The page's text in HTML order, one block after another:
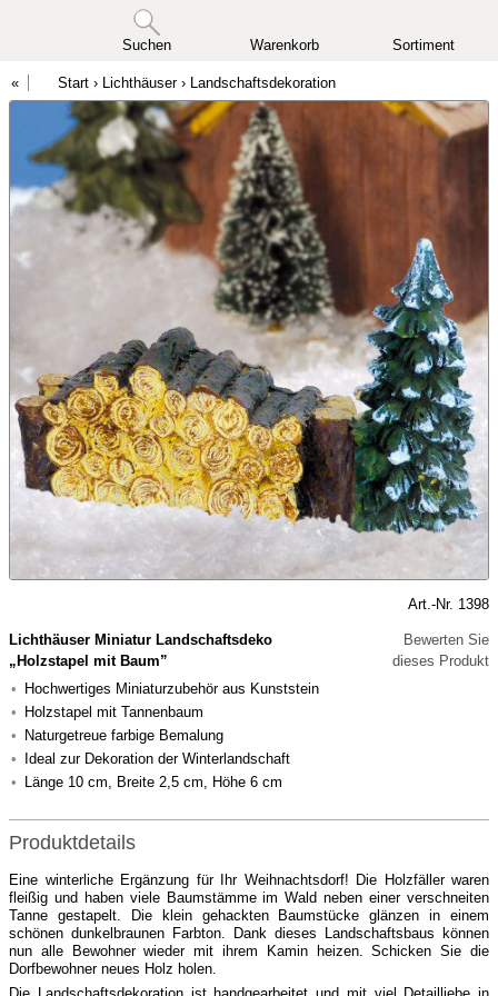
Suchen Warenkorb Sortiment
Start › Lichthäuser› Landschaftsdekoration
Art.-Nr. 1398
Lichthäuser Miniatur Landschaftsdeko
„Holzstapel mit Baum”
Hochwertiges Miniaturzubehör aus Kunststein
Holzstapel mit Tannenbaum
Naturgetreue farbige Bemalung
Ideal zur Dekoration der Winterlandschaft
Länge 10 cm, Breite 2,5 cm, Höhe 6 cm
Bewerten Sie
dieses Produkt
Produktdetails
Eine winterliche Ergänzung für Ihr Weihnachtsdorf! Die Holzfäller waren
fleißig und haben viele Baumstämme im Wald neben einer verschneiten
Tanne gestapelt. Die klein gehackten Baumstücke glänzen in einem
schönen dunkelbraunen Farbton. Dank dieses Landschaftsbaus können
nun alle Bewohner wieder mit ihrem Kamin heizen. Schicken Sie die
Dorfbewohner neues Holz holen.